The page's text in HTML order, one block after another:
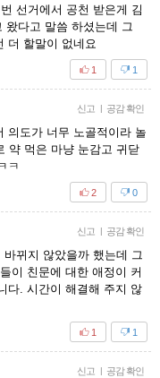
선거에서 공천 받은게 김
왔다고 말씀 하셨는데 그
더 할말이 없네요
1
1
신고 | 공감 확인
의도가 너무 노골적이라 놀
약 먹은 마냥 눈감고 귀닫
ㅋ
0
2
신고 | 공감 확인
뀌지 않았을까 했는데 그
이 친문에 대한 애정이 커
다. 시간이 해결해 주지 않
1
1
신고 | 공감 확인